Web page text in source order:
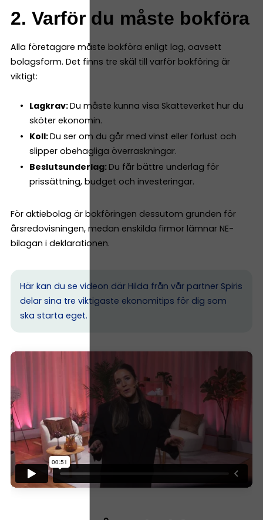
2. Varför du måste bokföra
Alla företagare måste bokföra enligt lag, oavsett
bolagsform. Det finns tre skäl till varför bokföring är
viktigt:
Lagkrav:Du måste kunna visa Skatteverket hur du
sköter ekonomin.
Koll:Du ser om du går med vinst eller förlust och
slipper obehagliga överraskningar.
Beslutsunderlag: Du får bättre underlag för
prissättning, budget och investeringar.
För aktiebolag är bokföringen dessutom grunden för
årsredovisningen, medan enskilda firmor lämnar NE-
bilagan i deklarationen.
Här kan du se videon där Hilda från vår partner Spiris
delar sina tre viktigaste ekonomitips för dig som
ska starta eget.